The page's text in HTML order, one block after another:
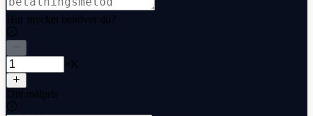
Hur mycket behöver du?
×K
Ditt målpris